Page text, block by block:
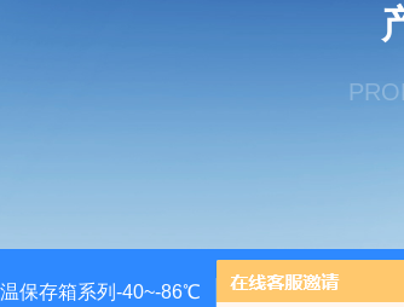
保存箱系列-40~-86℃ IMH60 IMH100